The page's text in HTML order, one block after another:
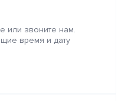
или звоните нам.
время и дату